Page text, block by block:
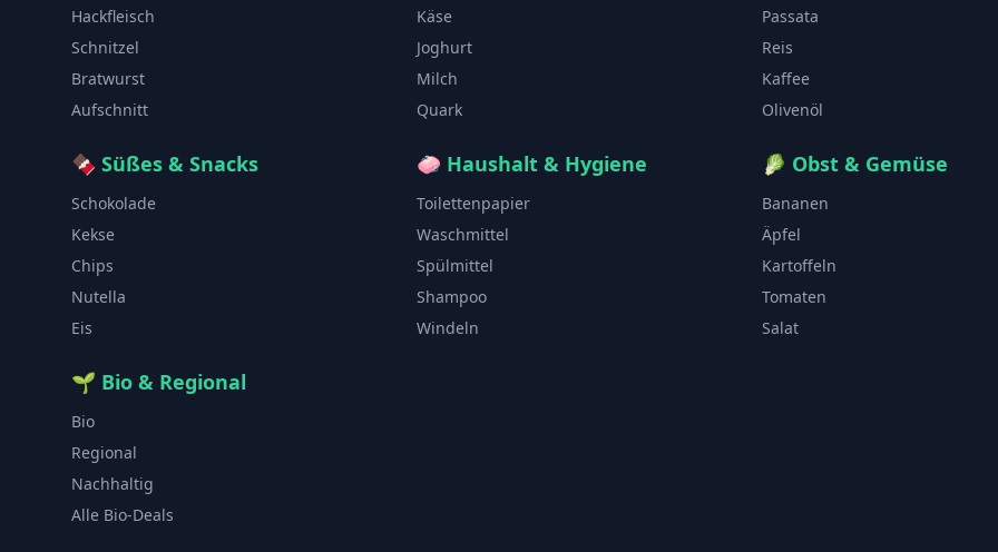
Hackfleisch
Schnitzel
Bratwurst
Aufschnitt
Käse
Joghurt
Milch
Quark
Passata
Reis
Kaffee
Olivenöl
🍫 Süßes & Snacks
Schokolade
Kekse
Chips
Nutella
Eis
🧼 Haushalt & Hygiene
Toilettenpapier
Waschmittel
Spülmittel
Shampoo
Windeln
🥬 Obst & Gemüse
Bananen
Äpfel
Kartoffeln
Tomaten
Salat
🌱 Bio & Regional
Bio
Regional
Nachhaltig
Alle Bio-Deals